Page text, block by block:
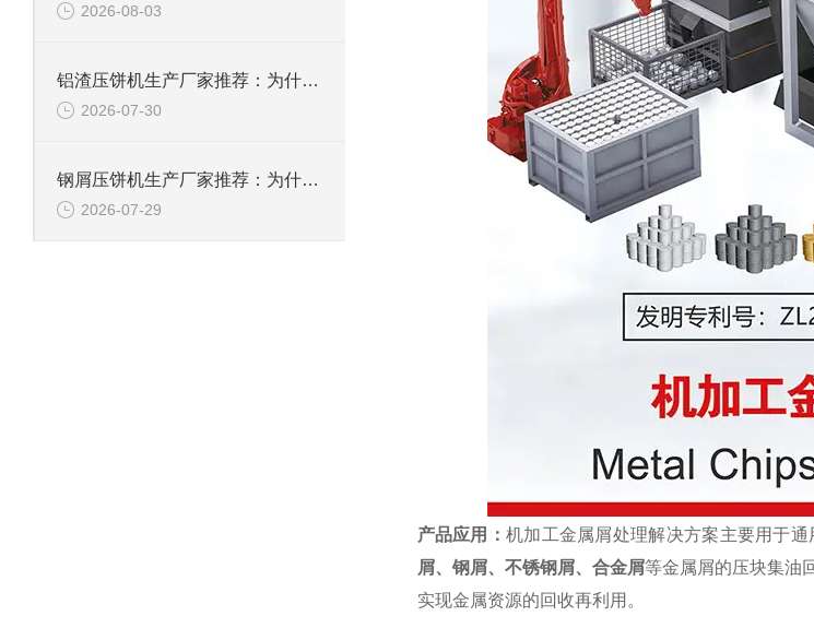
2026-08-03
铝渣压饼机生产厂家推荐：为什么恩派特是值得信赖的选择？
2026-07-30
钢屑压饼机生产厂家推荐：为什么恩派特是您值得信赖的选择？
2026-07-29
产品应用： 机加工金属屑处理解决方案主要用于通
屑、钢屑、不锈钢屑、合金屑等金属屑的压块集油
实现金属资源的回收再利用。